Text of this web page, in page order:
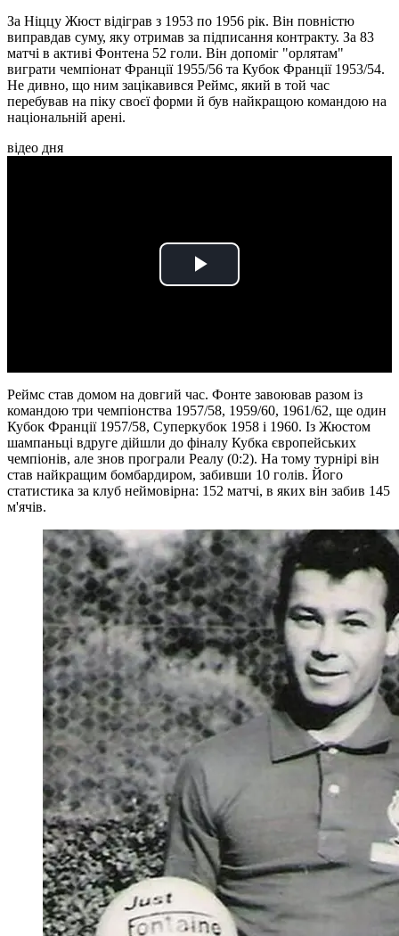
За Ніццу Жюст відіграв з 1953 по 1956 рік. Він повністю
виправдав суму, яку отримав за підписання контракту. За 83
матчі в активі Фонтена 52 голи. Він допоміг "орлятам"
виграти чемпіонат Франції 1955/56 та Кубок Франції 1953/54.
Не дивно, що ним зацікавився Реймс, який в той час
перебував на піку своєї форми й був найкращою командою на
національній арені.
відео дня
Play
Реймс став домом на довгий час. Фонте завоював разом із
командою три чемпіонства 1957/58, 1959/60, 1961/62, ще один
Кубок Франції 1957/58, Суперкубок 1958 і 1960. Із Жюстом
шампаньці вдруге дійшли до фіналу Кубка європейських
чемпіонів, але знов програли Реалу (0:2). На тому турнірі він
став найкращим бомбардиром, забивши 10 голів. Його
статистика за клуб неймовірна: 152 матчі, в яких він забив 145
м'ячів.